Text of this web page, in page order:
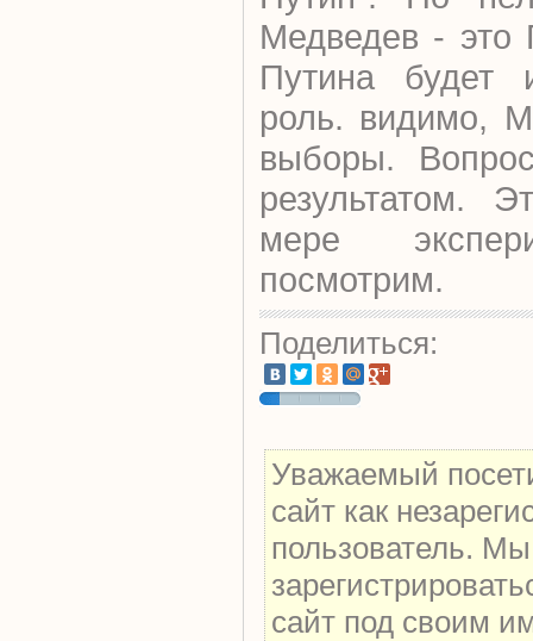
Медведев - это
Путина будет
роль. видимо,
выборы.
результатом.
мере
посмотрим.
Поделиться:
Уважаемый
сайт как
пользователь.
сайт под своим